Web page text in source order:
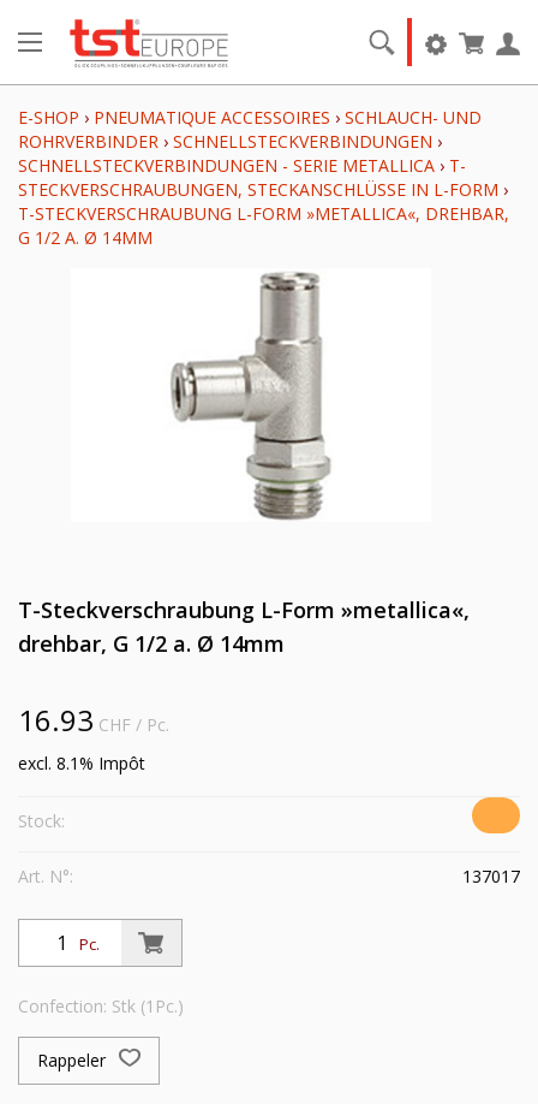
E-SHOP › PNEUMATIQUE ACCESSOIRES › SCHLAUCH- UND
ROHRVERBINDER › SCHNELLSTECKVERBINDUNGEN ›
SCHNELLSTECKVERBINDUNGEN - SERIE METALLICA › T-
STECKVERSCHRAUBUNGEN, STECKANSCHLÜSSE IN L-FORM ›
T-STECKVERSCHRAUBUNG L-FORM »METALLICA«, DREHBAR,
G 1/2 A. Ø 14MM
T-Steckverschraubung L-Form »metallica«,
drehbar, G 1/2 a. Ø 14mm
16.93 CHF / Pc.
excl. 8.1% Impôt
Stock:
Art. N°: 137017
Pc.
Confection: Stk (1Pc.)
Rappeler